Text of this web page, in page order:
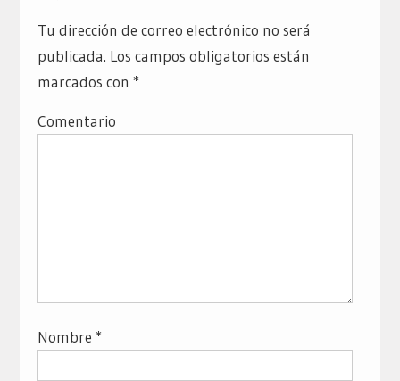
Tu dirección de correo electrónico no será
publicada. Los campos obligatorios están
marcados con *
Comentario
Nombre *